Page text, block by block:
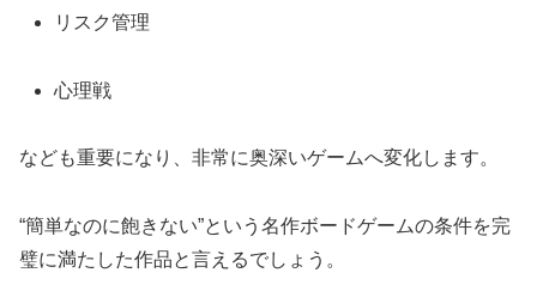
リスク管理
心理戦
なども重要になり、非常に奥深いゲームへ変化します。
“簡単なのに飽きない”という名作ボードゲームの条件を完
璧に満たした作品と言えるでしょう。